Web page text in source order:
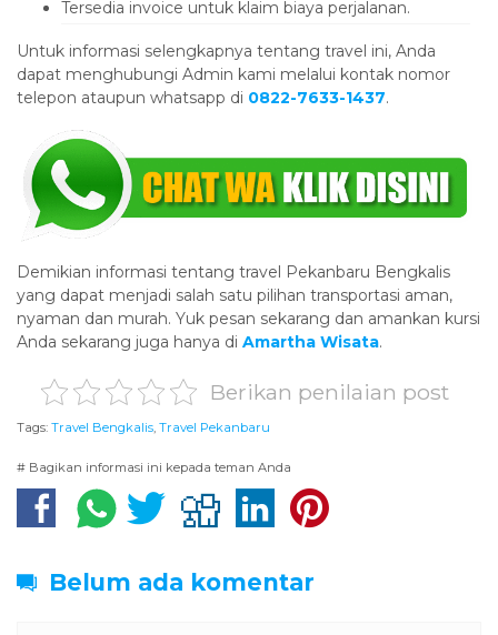
Tersedia invoice untuk klaim biaya perjalanan.
Untuk informasi selengkapnya tentang travel ini, Anda
dapat menghubungi Admin kami melalui kontak nomor
telepon ataupun whatsapp di 0822-7633-1437.
Demikian informasi tentang travel Pekanbaru Bengkalis
yang dapat menjadi salah satu pilihan transportasi aman,
nyaman dan murah. Yuk pesan sekarang dan amankan kursi
Anda sekarang juga hanya di Amartha Wisata.
Berikan penilaian post
Tags: Travel Bengkalis, Travel Pekanbaru
# Bagikan informasi ini kepada teman Anda
Belum ada komentar